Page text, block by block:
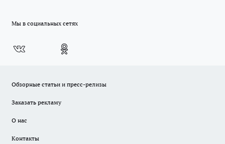
Мы в социальных сетях
Обзорные статьи и пресс-релизы
Заказать рекламу
О нас
Контакты